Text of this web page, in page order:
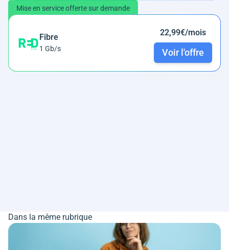
Mise en service offerte sur demande
Fibre
1 Gb/s
22,99€/mois
Voir l'offre
Dans la même rubrique